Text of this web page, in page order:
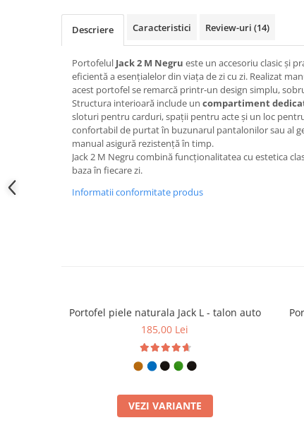
Descriere Caracteristici Review-uri (14)
Portofelul Jack 2 M Negru este un accesoriu clasic și
eficientă a esențialelor din viața de zi cu zi. Realizat
acest portofel se remarcă printr‑un design simplu,
Structura interioară include un compartiment
sloturi pentru carduri, spații pentru acte și un loc
confortabil de purtat în buzunarul pantalonilor sau al
manual asigură rezistență în timp.
Jack 2 M Negru combină funcționalitatea cu estetica
baza în fiecare zi.
Informatii conformitate produs
Portofel piele naturala Jack L - talon auto
185,00 Lei
VEZI VARIANTE